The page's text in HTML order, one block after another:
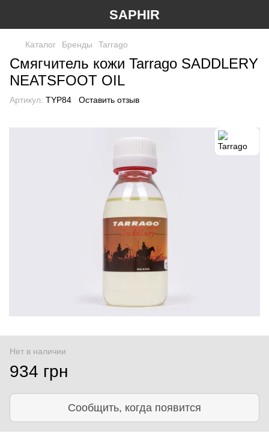
SAPHIR
Каталог Бренды Tarrago
Смягчитель кожи Tarrago SADDLERY
NEATSFOOT OIL
Артикул: TYP84 Оставить отзыв
Нет в наличии
934 грн
Сообщить, когда появится